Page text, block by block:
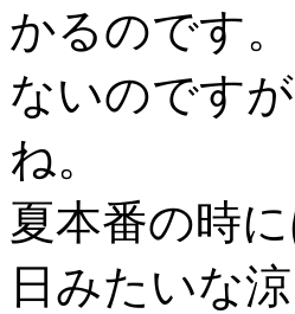
かるのです
ないのです
ね。
夏本番の時
日みたいな